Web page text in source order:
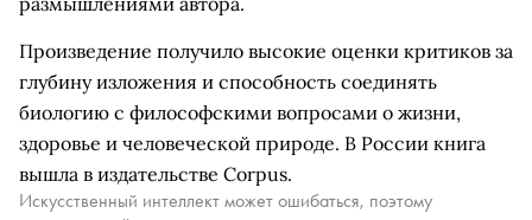
Произведение получило высокие оценки критиков за
глубину изложения и способность соединять
биологию с философскими вопросами о жизни,
здоровье и человеческой природе. В России книга
вышла в издательстве Corpus.
Искусственный интеллект может ошибаться, поэтому